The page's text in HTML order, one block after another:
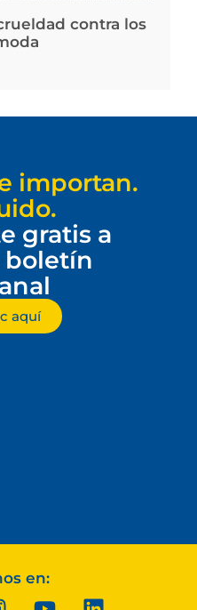
contra los
importan.
gratis a
boletín
aquí
en: